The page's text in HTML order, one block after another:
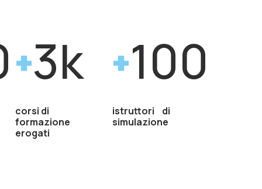
3k
corsi di
formazione
erogati
100
istruttori di
simulazione